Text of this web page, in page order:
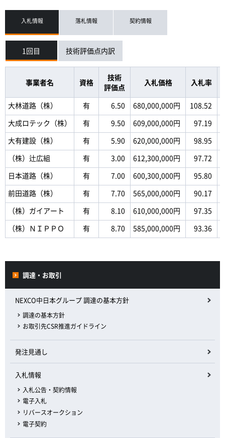
入札情報 落札情報 契約情報
1回目 技術評価点内訳
事業者名 資格
技術
評価点
入札価格 入札率
大林道路（株）
有 6.50 680,000,000円
108.52
大成ロテック（株）
有 9.50 609,000,000円
97.19
大有建設（株）
有 5.90 620,000,000円
98.95
（株）辻広組
有 3.00 612,300,000円
97.72
日本道路（株）
有 7.00 600,300,000円
95.80
前田道路（株）
有 7.70 565,000,000円
90.17
（株）ガイアート
有 8.10 610,000,000円
97.35
（株）ＮＩＰＰＯ
有 8.70 585,000,000円 93.36
調達・お取引
NEXCO中日本グループ 調達の基本方針
調達の基本方針
お取引先CSR推進ガイドライン
発注見通し
入札情報
入札公告・契約情報
電子入札
リバースオークション
電子契約